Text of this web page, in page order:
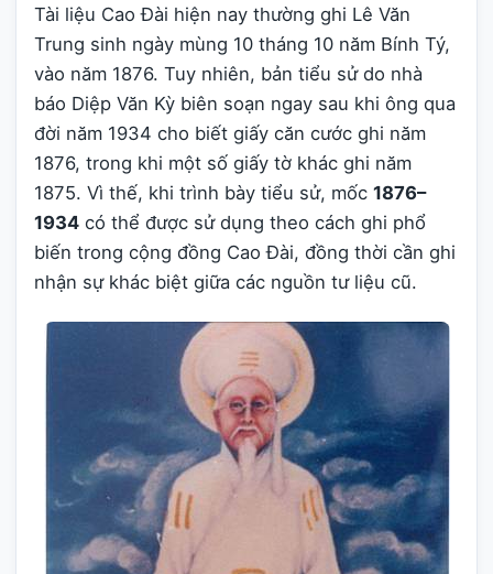
Tài liệu Cao Đài hiện nay thường ghi Lê Văn
Trung sinh ngày mùng 10 tháng 10 năm Bính Tý,
vào năm 1876. Tuy nhiên, bản tiểu sử do nhà
báo Diệp Văn Kỳ biên soạn ngay sau khi ông qua
đời năm 1934 cho biết giấy căn cước ghi năm
1876, trong khi một số giấy tờ khác ghi năm
1875. Vì thế, khi trình bày tiểu sử, mốc 1876–
1934 có thể được sử dụng theo cách ghi phổ
biến trong cộng đồng Cao Đài, đồng thời cần ghi
nhận sự khác biệt giữa các nguồn tư liệu cũ.